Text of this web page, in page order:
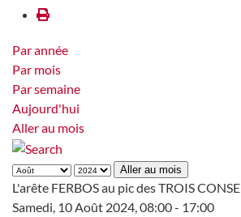
Par année
Par mois
Par semaine
Aujourd'hui
Aller au mois
Aller au mois
L'arête FERBOS au pic des TROIS
Samedi, 10 Août 2024, 08:00 - 17:00